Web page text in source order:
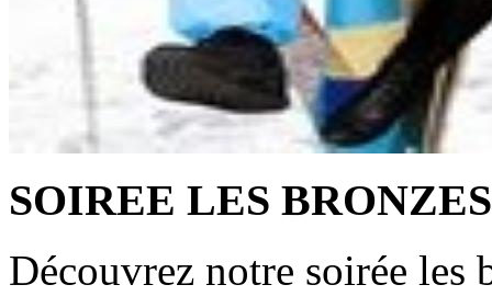
SOIREE LES BRONZES
Découvrez notre soirée les